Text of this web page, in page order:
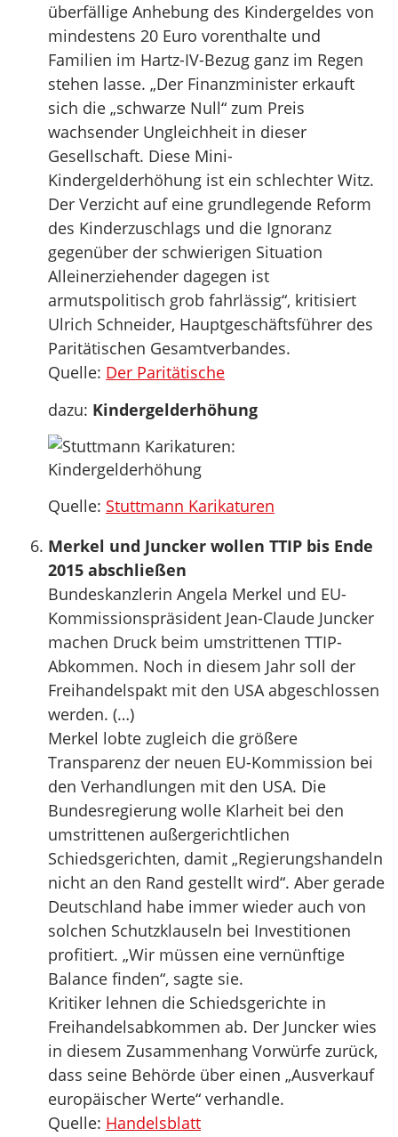
überfällige Anhebung des Kindergeldes von
mindestens 20 Euro vorenthalte und
Familien im Hartz-IV-Bezug ganz im Regen
stehen lasse. „Der Finanzminister erkauft
sich die „schwarze Null“ zum Preis
wachsender Ungleichheit in dieser
Gesellschaft. Diese Mini-
Kindergelderhöhung ist ein schlechter Witz.
Der Verzicht auf eine grundlegende Reform
des Kinderzuschlags und die Ignoranz
gegenüber der schwierigen Situation
Alleinerziehender dagegen ist
armutspolitisch grob fahrlässig“, kritisiert
Ulrich Schneider, Hauptgeschäftsführer des
Paritätischen Gesamtverbandes.
Quelle: Der Paritätische
dazu: Kindergelderhöhung
Quelle: Stuttmann Karikaturen
Merkel und Juncker wollen TTIP bis Ende
2015 abschließen
Bundeskanzlerin Angela Merkel und EU-
Kommissionspräsident Jean-Claude Juncker
machen Druck beim umstrittenen TTIP-
Abkommen. Noch in diesem Jahr soll der
Freihandelspakt mit den USA abgeschlossen
werden. (…)
Merkel lobte zugleich die größere
Transparenz der neuen EU-Kommission bei
den Verhandlungen mit den USA. Die
Bundesregierung wolle Klarheit bei den
umstrittenen außergerichtlichen
Schiedsgerichten, damit „Regierungshandeln
nicht an den Rand gestellt wird“. Aber gerade
Deutschland habe immer wieder auch von
solchen Schutzklauseln bei Investitionen
profitiert. „Wir müssen eine vernünftige
Balance finden“, sagte sie.
Kritiker lehnen die Schiedsgerichte in
Freihandelsabkommen ab. Der Juncker wies
in diesem Zusammenhang Vorwürfe zurück,
dass seine Behörde über einen „Ausverkauf
europäischer Werte“ verhandle.
Quelle: Handelsblatt